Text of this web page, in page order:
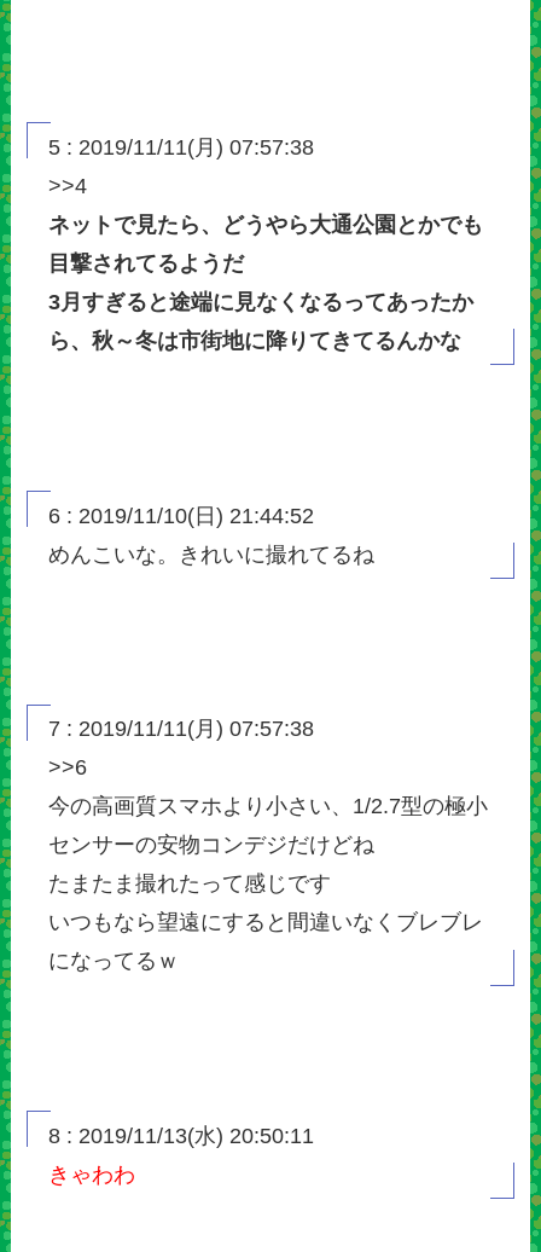
5 : 2019/11/11(月) 07:57:38
>>4
ネットで見たら、どうやら大通公園とかでも
目撃されてるようだ
3月すぎると途端に見なくなるってあったか
ら、秋～冬は市街地に降りてきてるんかな
6 : 2019/11/10(日) 21:44:52
めんこいな。きれいに撮れてるね
7 : 2019/11/11(月) 07:57:38
>>6
今の高画質スマホより小さい、1/2.7型の極小
センサーの安物コンデジだけどね
たまたま撮れたって感じです
いつもなら望遠にすると間違いなくブレブレ
になってるｗ
8 : 2019/11/13(水) 20:50:11
きゃわわ